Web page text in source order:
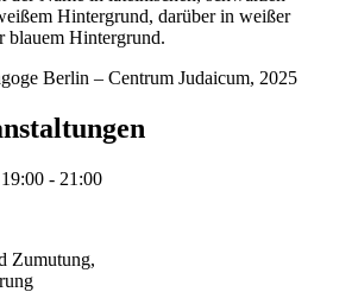
Berlin – Centrum Judaicum, 2025
19:00 - 21:00
Zumutung,